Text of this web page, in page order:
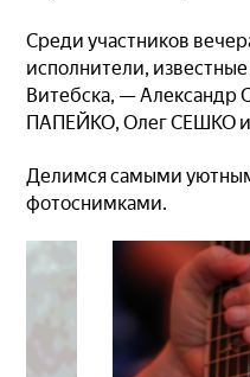
Среди участников
исполнители,
Витебска, —
ПАПЕЙКО, Олег СЕШКО и
Делимся самыми
фотоснимками.